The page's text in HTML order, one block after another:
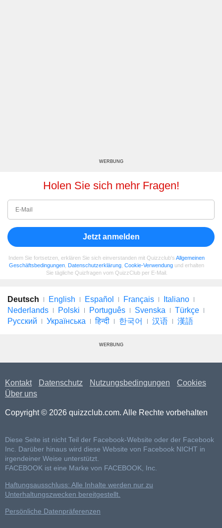
WERBUNG
Holen Sie sich mehr Fragen!
Jetzt anmelden
Indem Sie fortsetzen, erklären Sie sich einverstanden mit Quizzclub's Allgemeinen
Geschäftsbedingungen
Datenschutzerklärung Cookie-Verwendung und erhalten
Sie tägliche Quizfragen vom QuizzClub per E-Mail.
Deutsch English Español Français
Italiano
Nederlands
Polski Português Svenska
Türkçe
Русский
Українська हिन्दी 한국어 汉语 漢語
WERBUNG
Kontakt Datenschutz Nutzungsbedingungen
Cookies
Über uns
Copyright © 2026 quizzclub.com. Alle Rechte vorbehalten
Diese Seite ist nicht Teil der Facebook-Website oder der Facebook
Inc. Darüber hinaus wird diese Website von Facebook NICHT in
irgendeiner Weise unterstützt.
FACEBOOK ist eine Marke von FACEBOOK, Inc.
Haftungsausschluss: Alle Inhalte werden nur zu
Unterhaltungszwecken bereitgestellt.
Persönliche Datenpräferenzen